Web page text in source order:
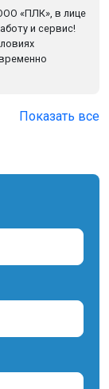
«ПЛК», в лице
и сервис!
Показать все